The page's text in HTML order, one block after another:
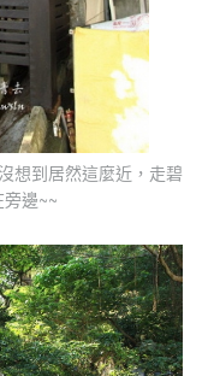
想到居然這麼近，走碧
邊~~